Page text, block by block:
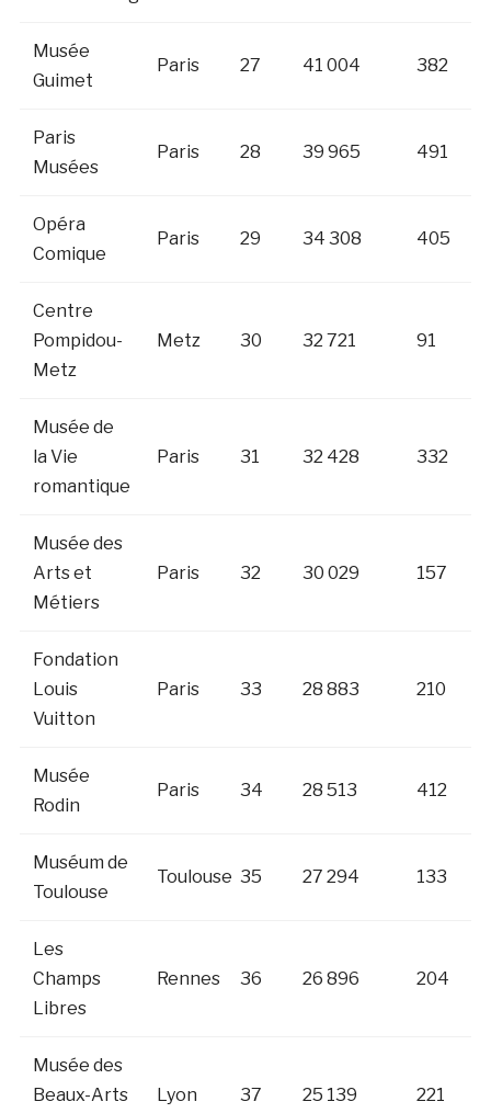
Musée
Guimet
Paris 27 41 004 382
Paris
Musées
Paris 28 39 965 491
Opéra
Comique
Paris 29 34 308 405
Centre
Pompidou-
Metz
Metz 30 32 721 91
Musée de
la Vie
romantique
Paris 31 32 428 332
Musée des
Arts et
Métiers
Paris 32 30 029 157
Fondation
Louis
Vuitton
Paris 33 28 883 210
Musée
Rodin
Paris 34 28 513 412
Muséum de
Toulouse
Toulouse 35 27 294 133
Les
Champs
Libres
Rennes 36 26 896 204
Musée des
Beaux-Arts
Lyon 37 25 139 221